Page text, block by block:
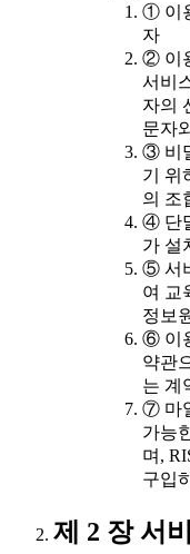
① 이
자
② 이
서비
자의
문자
③ 비
기 위
의 조
④ 단
가 설
⑤ 서
여 교
정보
⑥ 이
약관
는 계
⑦ 마
가능
며,
구입
제 2 장 서